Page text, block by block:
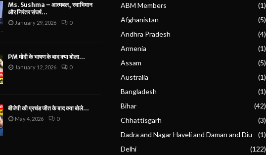
Ms. Sushma – आत्मबल, स्वाभिमान
और निरंतर संघर्ष...
January 29, 2026 0
PM मोदी के भाषण के बाद क्या बोला...
January 12, 2026 0
बीजेपी की प्रचंड जीत के बाद क्या बोले...
May 4, 2026 0
ABM Members
(1)
Afghanistan
(5)
Andhra Pradesh
(4)
Armenia
(1)
Assam
(5)
Australia
(1)
Bangladesh
(1)
Bihar
(42)
Chhattisgarh
(3)
Dadra and Nagar Haveli and Daman and Diu
(1)
Delhi
(122)